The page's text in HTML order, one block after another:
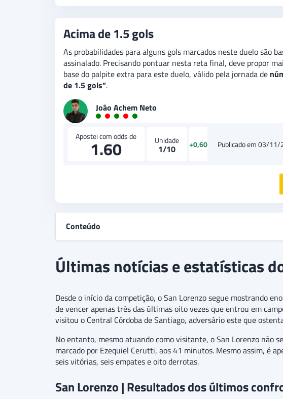
Acima de 1.5 gols
As probabilidades para alguns gols marcados neste duelo são
assinalado. Precisando pontuar nesta reta final, deve propor
base do palpite extra para este duelo, válido pela jornada de
de 1.5 gols”.
João Achem Neto
Apostei com odds de
1.60 Unidade
1/10 +0,60 Publicado em 03/
Conteúdo
Últimas notícias e estatísticas
Desde o início da competição, o San Lorenzo segue mostrando
de vencer apenas três das últimas oito vezes que entrou em
visitou o Central Córdoba de Santiago, adversário este que
No entanto, mesmo atuando como visitante, o San Lorenzo não
marcado por Ezequiel Cerutti, aos 41 minutos. Mesmo assim, é
seis vitórias, seis empates e oito derrotas.
San Lorenzo | Resultados dos últimos